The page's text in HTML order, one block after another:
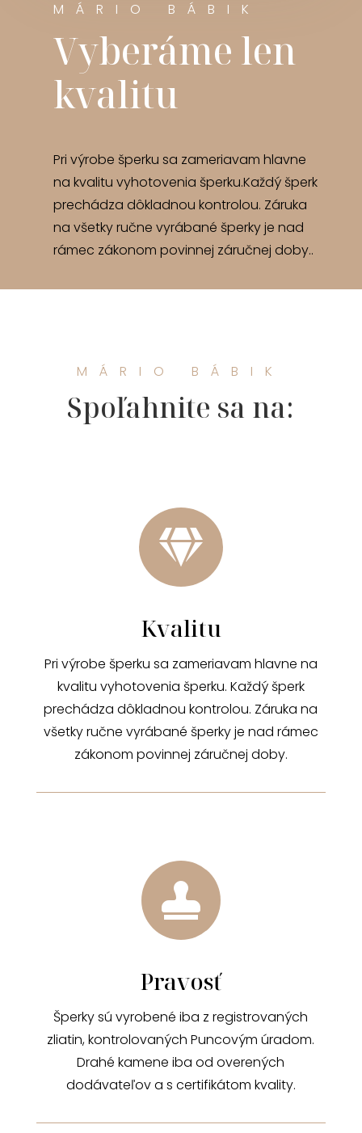
MÁRIO BÁBIK
Vyberáme len
kvalitu
Pri výrobe šperku sa zameriavam hlavne
na kvalitu vyhotovenia šperku.Každý šperk
prechádza dôkladnou kontrolou. Záruka
na všetky ručne vyrábané šperky je nad
rámec zákonom povinnej záručnej doby..
MÁRIO BÁBIK
Spoľahnite sa na:

Kvalitu
Pri výrobe šperku sa zameriavam hlavne na
kvalitu vyhotovenia šperku. Každý šperk
prechádza dôkladnou kontrolou. Záruka na
všetky ručne vyrábané šperky je nad rámec
zákonom povinnej záručnej doby.

Pravosť
Šperky sú vyrobené iba z registrovaných
zliatin, kontrolovaných Puncovým úradom.
Drahé kamene iba od overených
dodávateľov a s certifikátom kvality.